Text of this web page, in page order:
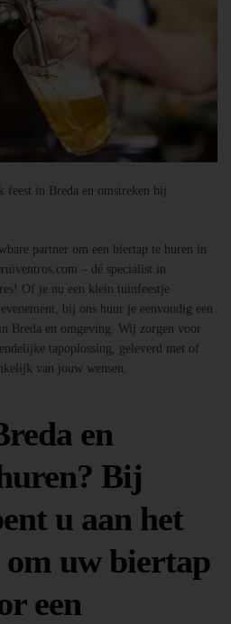
feest in Breda en omstreken bij
partner om een biertap te huren in
– dé specialist in
Of je nu een klein tuinfeestje
bij ons huur je eenvoudig een
Breda en omgeving. Wij zorgen voor
tapoplossing, geleverd met of
van jouw wensen.
en
Bij
u aan het
om uw biertap
een